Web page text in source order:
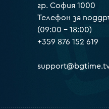
гр. София 1000
Телефон за
(09:00 – 18:00)
+359 876 152 619